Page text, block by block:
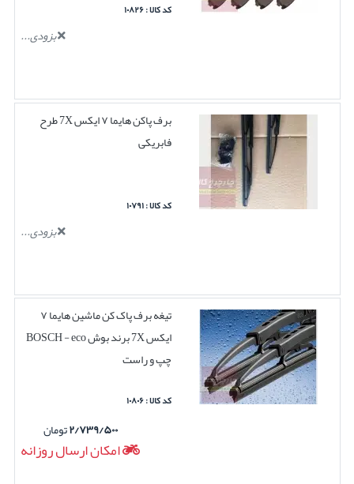
کد کالا : ۱۰۸۲۶
بزودی...
برف پاکن هایما ۷ ایکس 7X طرح
فابریکی
کد کالا : ۱۰۷۹۱
بزودی...
تیغه برف پاک کن ماشین هایما ۷
ایکس 7X برند بوش BOSCH - eco
چپ و راست
کد کالا : ۱۰۸۰۶
۲/۷۳۹/۵۰۰تومان
امکان ارسال روزانه